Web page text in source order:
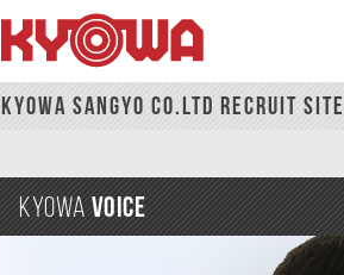
KYOWA SANGYO CO.LTD RECRUIT SITE
HOME 先輩達の声 先輩達の声03
KYOWAVOICE